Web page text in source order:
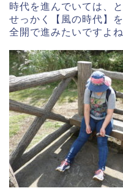
時代を進んでいては、
せっかく【風の時代】
全開で進みたいですよね